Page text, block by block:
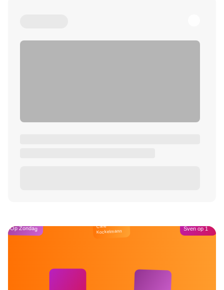
Op Zondag Café
Kockelmann Sven op 1